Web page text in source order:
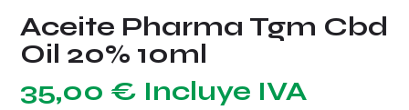
Aceite Pharma Tgm Cbd
Oil 20% 10ml
35,00 € Incluye IVA